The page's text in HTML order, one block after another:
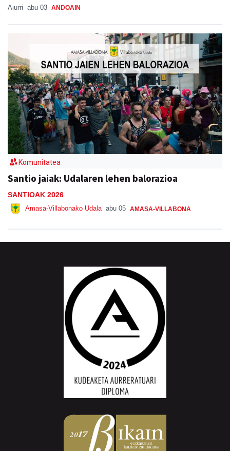
Aiurri abu 03 ANDOAIN
Komunitatea
Santio jaiak: Udalaren lehen balorazioa
SANTIOAK 2026
Amasa-Villabonako Udala abu 05 AMASA-VILLABONA